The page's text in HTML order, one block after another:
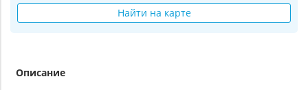
Найти на карте
Описание